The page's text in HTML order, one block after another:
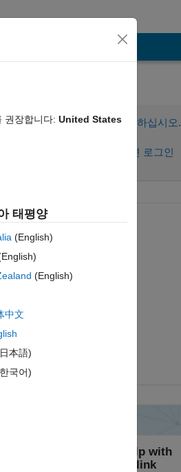
이 질문에 답변하려면 로그인하십시오.
활동을 팔로우하려면 로그인
질문:
AThomas
2020년 6월 23일
답변:
2024년 9월 11일
권장합니다: United States
태평양
(English)
(English)
中文
本語)
국어)